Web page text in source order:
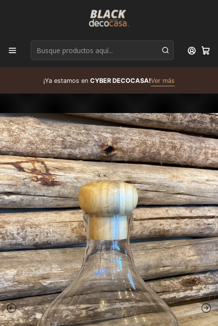
¡Ya estamos en CYBER DECOCASA!Ver más